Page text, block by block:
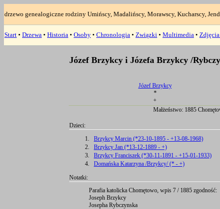
drzewo genealogiczne rodziny Umińscy, Madalińscy, Morawscy, Kucharscy,
Start • Drzewa • Historia • Osoby • Chronologia • Związki • Multimedia •
Józef Brzykcy i Józefa Brzykcy /
Józef Brzykcy
*
+
Małżeństwo: 1885
Dzieci:
1.
Brzykcy Marcin (*23-10-1895 - +13-08-1968)
2.
Brzykcy Jan (*13-12-1889 - +)
3.
Brzykcy Franciszek (*30-11-1891 - +15-01-1933)
4.
Domańska Katarzyna /Brzykcy/ (* - +)
Notatki:
Parafia katolicka Chomętowo, wpis 7 / 1885 zgodność:
Joseph Brzykcy
Josepha Rybczynska